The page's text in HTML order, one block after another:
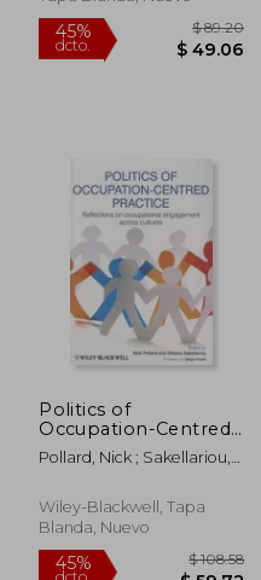
dcto. $ 49.06
Politics of
Occupation-Centred
Practice: Reflections
on Occupational
Cultures (en Inglés)
Pollard, Nick ; Sakellariou,
Wiley-Blackwell, Tapa
Blanda, Nuevo